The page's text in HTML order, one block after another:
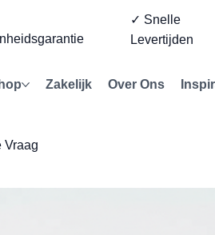
✓ Snelle
Levertijden
Zakelijk Over Ons
Vraag